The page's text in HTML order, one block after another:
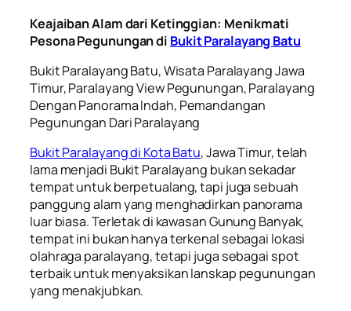
Keajaiban Alam dari Ketinggian: Menikmati
Pesona Pegunungan di Bukit Paralayang Batu
Bukit Paralayang Batu, Wisata Paralayang Jawa
Timur, Paralayang View Pegunungan, Paralayang
Dengan Panorama Indah, Pemandangan
Pegunungan Dari Paralayang
Bukit Paralayang di Kota Batu, Jawa Timur, telah
lama menjadi Bukit Paralayang bukan sekadar
tempat untuk berpetualang, tapi juga sebuah
panggung alam yang menghadirkan panorama
luar biasa. Terletak di kawasan Gunung Banyak,
tempat ini bukan hanya terkenal sebagai lokasi
olahraga paralayang, tetapi juga sebagai spot
terbaik untuk menyaksikan lanskap pegunungan
yang menakjubkan.